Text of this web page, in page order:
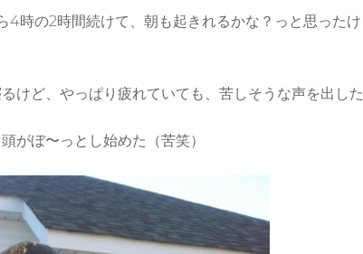
4時の2時間続けて、朝も起きれるかな？っと思った
けど、やっぱり疲れていても、苦しそうな声を出し
がぼ〜っとし始めた（苦笑）